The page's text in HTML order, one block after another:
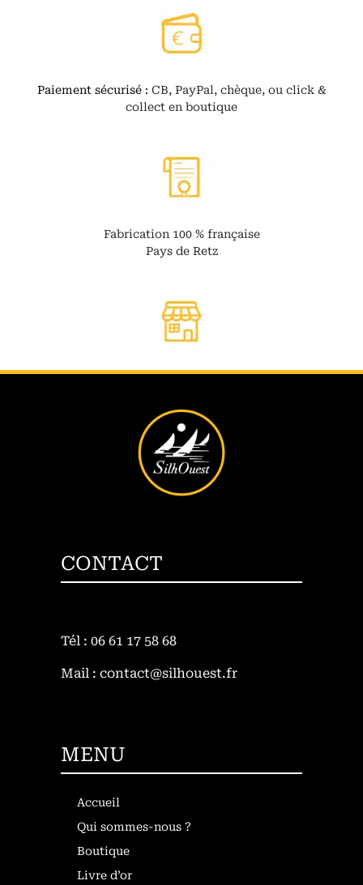
Paiement sécurisé : CB, PayPal, chèque, ou click &
collect en boutique
Fabrication 100 % française
Pays de Retz
CONTACT
Tél : 06 61 17 58 68
Mail : contact@silhouest.fr
MENU
Accueil
Qui sommes-nous ?
Boutique
Livre d’or